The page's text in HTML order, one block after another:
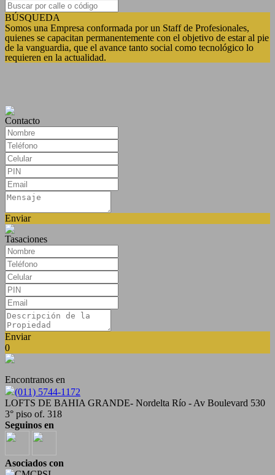
BÚSQUEDA
Somos una Empresa conformada por un Staff de Profesionales,
quienes se capacitan permanentemente con el objetivo de estar al pie
de la vanguardia, que el avance tanto social como tecnológico lo
requieren en la actualidad.
Contacto
Enviar
Tasaciones
Enviar
0
Encontranos en
(011) 5744-1172
LOFTS DE BAHIA GRANDE- Nordelta Río - Av Boulevard 530
3° piso of. 318
Seguinos en
Asociados con